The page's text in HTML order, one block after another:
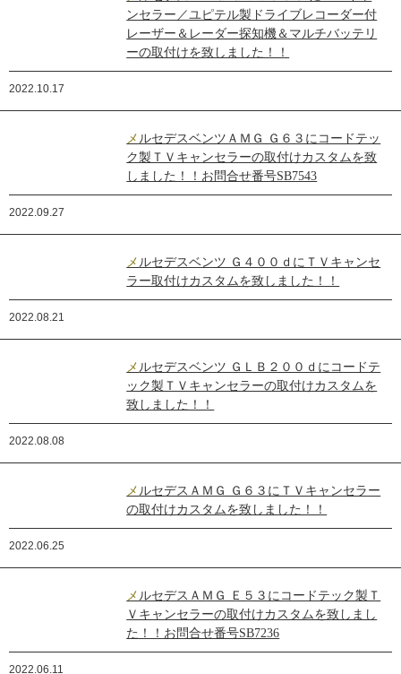
ンセラー／ユピテル製ドライブレコーダー付
レーザー＆レーダー探知機＆マルチバッテリ
ーの取付けを致しました！！
2022.10.17
メルセデスベンツＡＭＧ Ｇ６３にコードテッ
ク製ＴＶキャンセラーの取付けカスタムを致
しました！！お問合せ番号SB7543
2022.09.27
メルセデスベンツ Ｇ４００ｄにＴＶキャンセ
ラー取付けカスタムを致しました！！
2022.08.21
メルセデスベンツ ＧＬＢ２００ｄにコードテ
ック製ＴＶキャンセラーの取付けカスタムを
致しました！！
2022.08.08
メルセデスＡＭＧ Ｇ６３にＴＶキャンセラー
の取付けカスタムを致しました！！
2022.06.25
メルセデスＡＭＧ Ｅ５３にコードテック製Ｔ
Ｖキャンセラーの取付けカスタムを致しまし
た！！お問合せ番号SB7236
2022.06.11